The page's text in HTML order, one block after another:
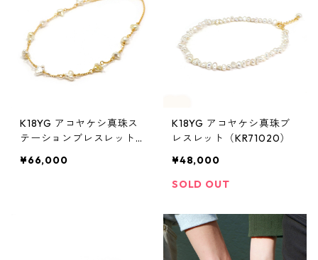
K18YG アコヤケシ真珠ス
テーションブレスレット
¥66,000
K18YG アコヤケシ真珠ブ
レスレット（KR71020）
¥48,000
SOLD OUT